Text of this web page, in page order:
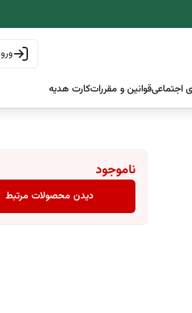
اجتماعیقوانین و مقرراتکارت هدیه
ناموجود
دیدن محصولات مرتبط